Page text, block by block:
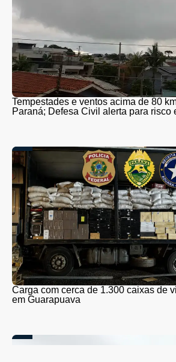
Tempestades e ventos acima de 80
Paraná; Defesa Civil alerta para risco
Carga com cerca de 1.300 caixas de
em Guarapuava